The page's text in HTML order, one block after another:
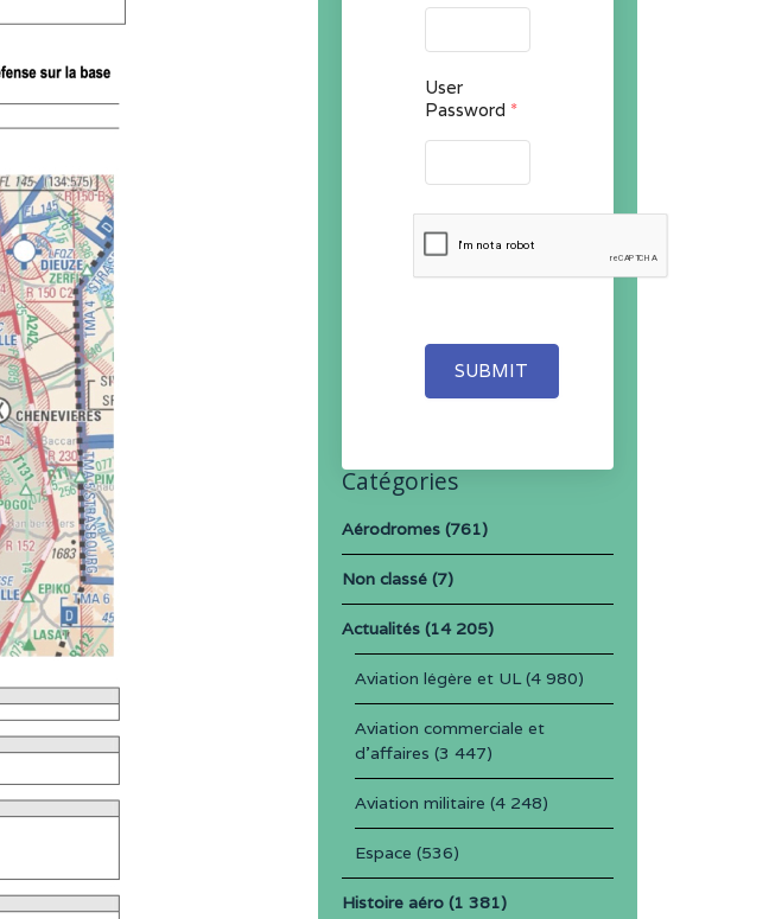
User
Password *
SUBMIT
Catégories
Aérodromes(761)
Non classé(7)
Actualités(14 205)
Aviation légère et UL(4 980)
Aviation commerciale et
d'affaires (3 447)
Aviation militaire (4 248)
Espace (536)
Histoire aéro(1 381)